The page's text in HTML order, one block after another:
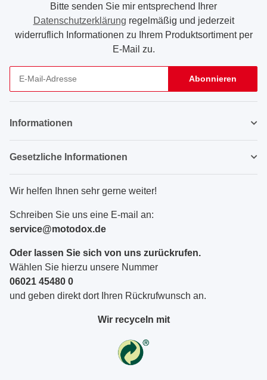
Bitte senden Sie mir entsprechend Ihrer
Datenschutzerklärung regelmäßig und jederzeit
widerruflich Informationen zu Ihrem Produktsortiment per
E-Mail zu.
Abonnieren
Informationen
Gesetzliche Informationen
Wir helfen Ihnen sehr gerne weiter!
Schreiben Sie uns eine E-mail an:
service@motodox.de
Oder lassen Sie sich von uns zurückrufen.
Wählen Sie hierzu unsere Nummer
06021 45480 0
und geben direkt dort Ihren Rückrufwunsch an.
Wir recyceln mit